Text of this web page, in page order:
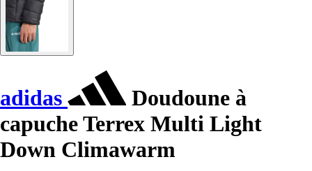
adidas
Doudoune à
capuche Terrex Multi Light
Down Climawarm